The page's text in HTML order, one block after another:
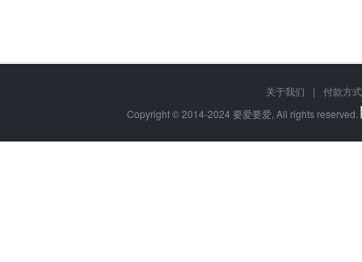
关于我们 |
付款方式
Copyright © 2014-2024 要爱要爱, All rights reserved.